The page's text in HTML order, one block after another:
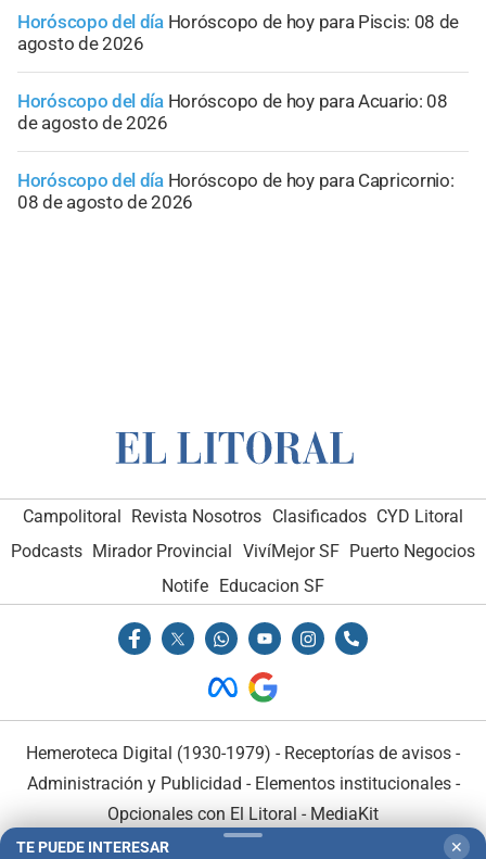
Horóscopo del día Horóscopo de hoy para Piscis: 08 de
agosto de 2026
Horóscopo del día Horóscopo de hoy para Acuario: 08
de agosto de 2026
Horóscopo del día Horóscopo de hoy para Capricornio:
08 de agosto de 2026
Campolitoral Revista Nosotros Clasificados CYD Litoral
Podcasts Mirador Provincial VivíMejor SF Puerto Negocios
Notife Educacion SF
Hemeroteca Digital (1930-1979) - Receptorías de avisos -
Administración y Publicidad - Elementos institucionales-
Opcionales con El Litoral - MediaKit
TE PUEDE INTERESAR ✕